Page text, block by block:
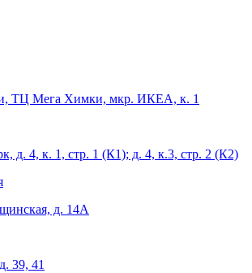
ТЦ Мега Химки, мкр. ИКЕА, к. 1
д. 4, к. 1, стр. 1 (К1); д. 4, к.3, стр. 2 (К2)
д. 14А
39, 41